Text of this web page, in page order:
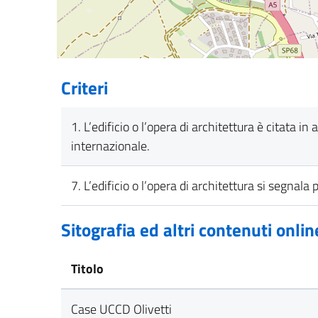
Criteri
1. L’edificio o l’opera di architettura è citata
internazionale.
7. L’edificio o l’opera di architettura si
Sitografia ed altri contenuti
Titolo
Case UCCD Olivetti